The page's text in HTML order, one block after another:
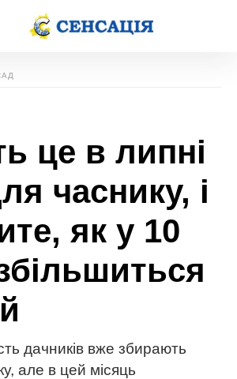
це в липні
часнику, і
як у 10
дачників вже збирають
але в цей місяць